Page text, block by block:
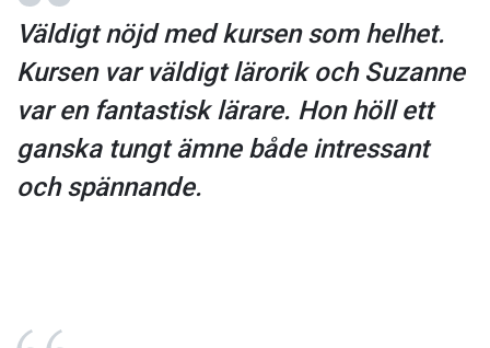
Väldigt nöjd med kursen som helhet.
Kursen var väldigt lärorik och Suzanne
var en fantastisk lärare. Hon höll ett
ganska tungt ämne både intressant
och spännande.